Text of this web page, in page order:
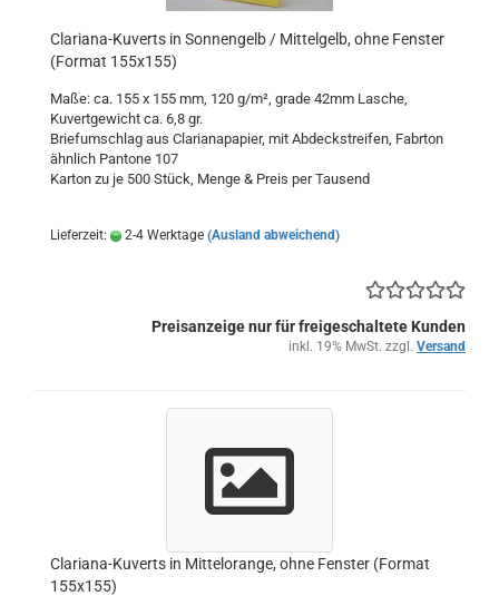
Clariana-Kuverts in Sonnengelb / Mittelgelb, ohne Fenster
(Format 155x155)
Maße: ca. 155 x 155 mm, 120 g/m², grade 42mm Lasche,
Kuvertgewicht ca. 6,8 gr.
Briefumschlag aus Clarianapapier, mit Abdeckstreifen, Fabrton
ähnlich Pantone 107
Karton zu je 500 Stück, Menge & Preis per Tausend
Lieferzeit: 2-4 Werktage (Ausland abweichend)
Preisanzeige nur für freigeschaltete Kunden
inkl. 19% MwSt. zzgl. Versand
Clariana-Kuverts in Mittelorange, ohne Fenster (Format
155x155)